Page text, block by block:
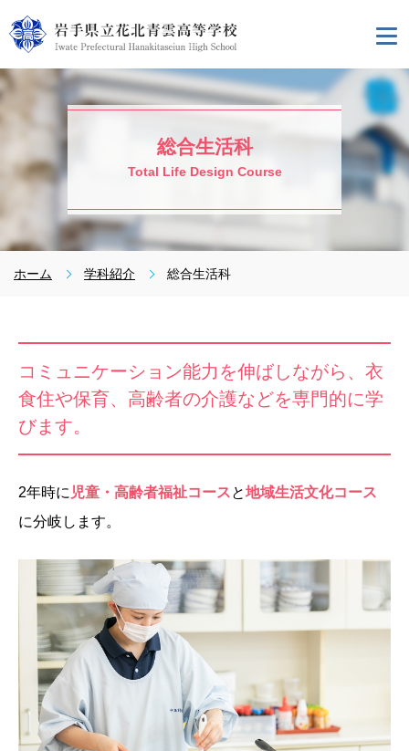
総合生活科
Total Life Design Course
ホーム 学科紹介 総合生活科
コミュニケーション能力を伸ばしながら、衣
食住や保育、高齢者の介護などを専門的に学
びます。
2年時に 児童・高齢者福祉コースと地域生活文化コース
に分岐します。